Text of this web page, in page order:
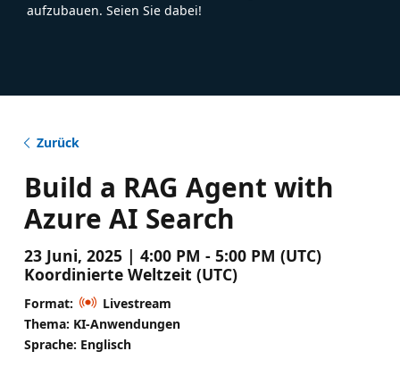
aufzubauen. Seien Sie dabei!
Zurück
Build a RAG Agent with
Azure AI Search
23 Juni, 2025 | 4:00 PM - 5:00 PM (UTC)
Koordinierte Weltzeit (UTC)
Format:
Livestream
Thema: KI-Anwendungen
Sprache: Englisch